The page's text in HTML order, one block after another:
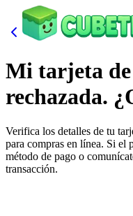
Mi tarjeta de
rechazada.
Verifica los detalles de tu
para compras en línea. Si el
método de pago o
transacción.